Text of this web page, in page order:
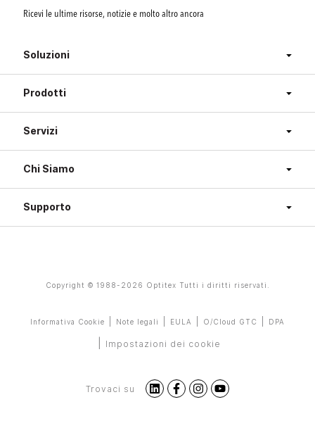
Ricevi le ultime risorse, notizie e molto altro ancora
Soluzioni
Prodotti
Servizi
Chi Siamo
Supporto
Copyright © 1988-2026 Optitex Tutti i diritti riservati.
Informativa Cookie Note legali EULA O/Cloud GTC DPA
Impostazioni dei cookie
Trovaci su